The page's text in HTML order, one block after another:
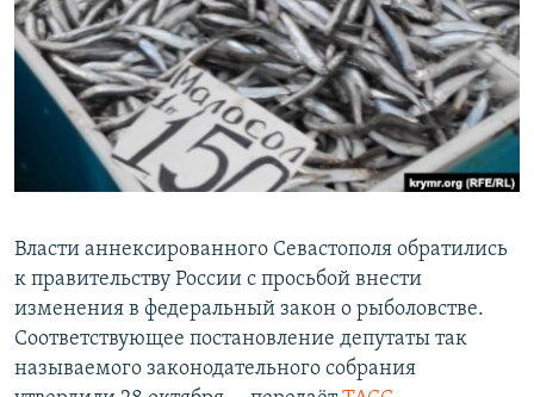
СОВЕТЫ ПРАВОЗАЩИТНИКОВ
ПРОПАВШИЕ БЕЗ ВЕСТИ
ПОБЕДИТЕЛЕЙ НЕ СУДЯТ?
КРЫМ.НЕПОКОРЕННЫЙ
Qırımtatar
ПРИСОЕДИНЯЙТЕСЬ!
Все сайты RFE/RL
Власти аннексированного Севастополя обратились
к правительству России с просьбой внести
изменения в федеральный закон о рыболовстве.
Соответствующее постановление депутаты так
называемого законодательного собрания